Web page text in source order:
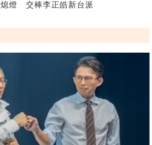
燈 交棒李正皓新台派